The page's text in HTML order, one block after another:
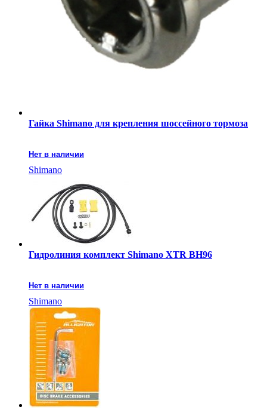
Гайка Shimano для крепления шоссейного тормоза
Нет в наличии
Shimano
Гидролиния комплект Shimano XTR BH96
Нет в наличии
Shimano